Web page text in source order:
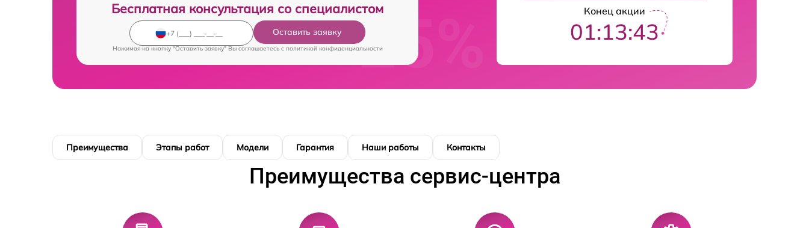
Бесплатная консультация со специалистом
Оставить заявку
Нажимая на кнопку "Оставить заявку" Вы соглашаетесь c политикой конфиденциальности
Конец акции
01:13:42
Преимущества Этапы работ Модели Гарантия Наши работы Контакты
Преимущества сервис-центра